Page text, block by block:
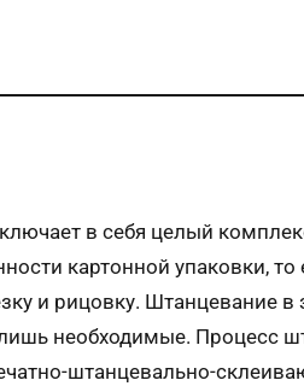
в себя целый
картонной упаковки, то
и рицовку. Штанцевание в
необходимые. Процесс
штанцевально-